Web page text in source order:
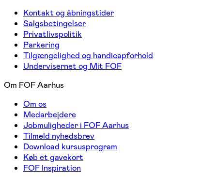
Kontakt og åbningstider
Salgsbetingelser
Privatlivspolitik
Parkering
Tilgængelighed og handicapforhold
Undervisernet og Mit FOF
Om FOF Aarhus
Om os
Medarbejdere
Jobmuligheder i FOF Aarhus
Tilmeld nyhedsbrev
Download kursusprogram
Køb et gavekort
FOF Inspiration